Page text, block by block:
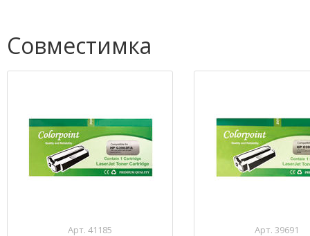
Совместимка
Арт. 41185
Арт. 39691